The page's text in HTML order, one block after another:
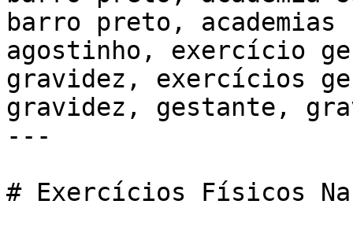
barro preto, academias
agostinho, exercício
gravidez, exercícios
gravidez, gestante,
---
# Exercícios Físicos